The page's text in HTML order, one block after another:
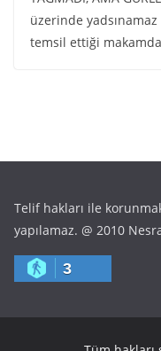
üzerinde
temsil ettiği
Telif hakları ile
yapılamaz. @ 2010
3